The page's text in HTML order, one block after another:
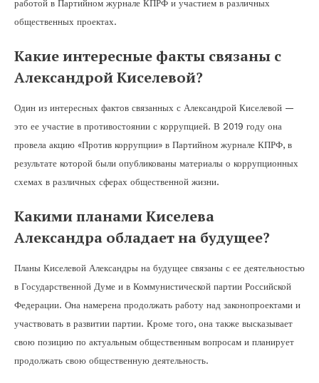
работой в Партийном журнале КПРФ и участием в различных
общественных проектах.
Какие интересные факты связаны с
Александрой Киселевой?
Один из интересных фактов связанных с Александрой Киселевой —
это ее участие в противостоянии с коррупцией. В 2019 году она
провела акцию «Против коррупции» в Партийном журнале КПРФ, в
результате которой были опубликованы материалы о коррупционных
схемах в различных сферах общественной жизни.
Какими планами Киселева
Александра обладает на будущее?
Планы Киселевой Александры на будущее связаны с ее деятельностью
в Государственной Думе и в Коммунистической партии Российской
Федерации. Она намерена продолжать работу над законопроектами и
участвовать в развитии партии. Кроме того, она также высказывает
свою позицию по актуальным общественным вопросам и планирует
продолжать свою общественную деятельность.